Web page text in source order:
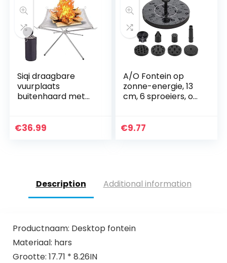
vogelbad, visbak
Siqi draagbare
vuurplaats
buitenhaard met
roestvrijstalen
Vuurkorven
Houtgestookt voor
reizen Kamperen
€36.99
A/O Fontein op
zonne-energie, 13
cm, 6 sproeiers, op
waterfonteinpanee
€9.77
Description Additional information
Productnaam: Desktop fontein
Materiaal: hars
Grootte: 17.71 * 8.26IN